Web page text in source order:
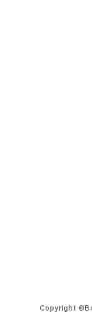
Copyright